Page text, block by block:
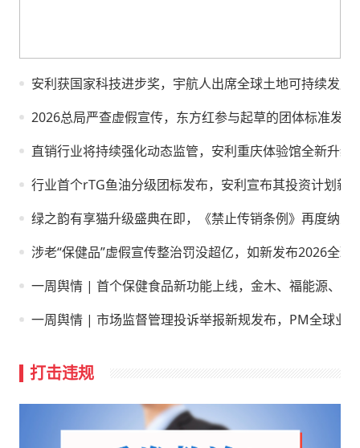
安利获国家科技进步奖，宇航人出席全球土地可持续发展
2026总局严查虚假宣传，东方红参与起草的团体标准发布
直销行业将持续强化动态监管，安利重庆体验馆全新升级
行业首个rTG鱼油分级团标发布，安利宣布其投资计划新
绿之韵有享猫升级盛典在即，《禁止传销条例》再度纳入
涉老“保健品”虚假宣传整治罚没超亿，如新发布2026全球
一周舆情 | 首个保健食品新功能上线，金木、福能源、罗
一周舆情 | 市场监督管理投诉举报新规发布，PM全球业
打击违规